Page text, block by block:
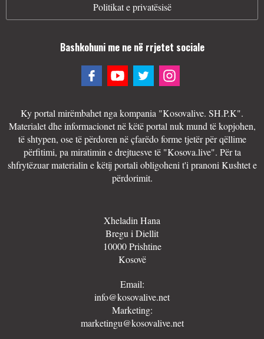
Politikat e privatësisë
Bashkohuni me ne në rrjetet sociale
Ky portal mirëmbahet nga kompania "Kosovalive. SH.P.K".
Materialet dhe informacionet në këtë portal nuk mund të kopjohen,
të shtypen, ose të përdoren në çfarëdo forme tjetër për qëllime
përfitimi, pa miratimin e drejtuesve të "Kosova.live". Për ta
shfrytëzuar materialin e këtij portali obligoheni t'i pranoni Kushtet e
përdorimit.
Xheladin Hana
Bregu i Diellit
10000 Prishtine
Kosovë
Email:
info@kosovalive.net
Marketing:
marketingu@kosovalive.net